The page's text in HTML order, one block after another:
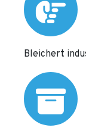
Bleichert